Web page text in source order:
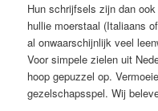
Hun schrijfsels zijn dan
hullie moerstaal (Italiaans
al onwaarschijnlijk veel
Voor simpele zielen uit
hoop gepuzzel op.
gezelschapsspel. Wij